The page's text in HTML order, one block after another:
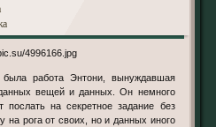
вещей и данных. Он немного
послать на секретное задание без
на рога от своих, но и данных иного